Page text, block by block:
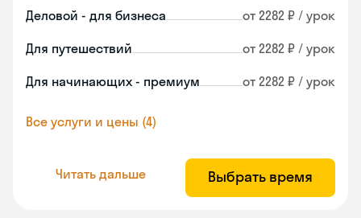
Деловой - для бизнеса от 2282 ₽ / урок
Для путешествий от 2282 ₽ / урок
Для начинающих - премиум от 2282 ₽ / урок
Все услуги и цены (4)
Читать дальше Выбрать время